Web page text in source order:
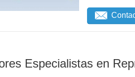
Especialistas en